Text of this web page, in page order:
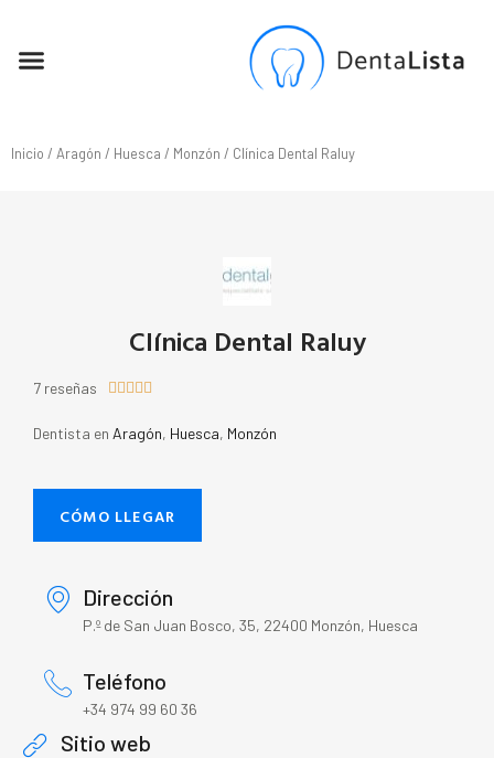
Inicio / Aragón / Huesca / Monzón / Clínica Dental Raluy
Clínica Dental Raluy
7 reseñas     
Dentista en Aragón, Huesca, Monzón
CÓMO LLEGAR
Dirección
P.º de San Juan Bosco, 35, 22400 Monzón, Huesca
Teléfono
+34 974 99 60 36
Sitio web